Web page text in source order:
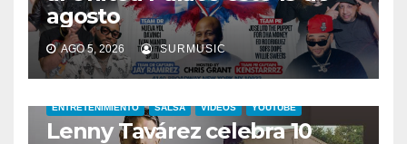
agosto
AGO 5, 2026 SURMUSIC
ENTRETENIMIENTO SALSA VIDEOS YOUTUBE
Lenny Tavárez celebra 10